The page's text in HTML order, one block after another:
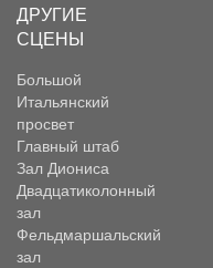
ДРУГИЕ
СЦЕНЫ
Большой
Итальянский
просвет
Главный штаб
Зал Диониса
Двадцатиколонный
зал
Фельдмаршальский
зал